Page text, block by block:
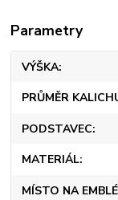
Parametry
VÝŠKA
PRŮMĚR
PODSTAVEC
MATERIÁL
MÍSTO NA